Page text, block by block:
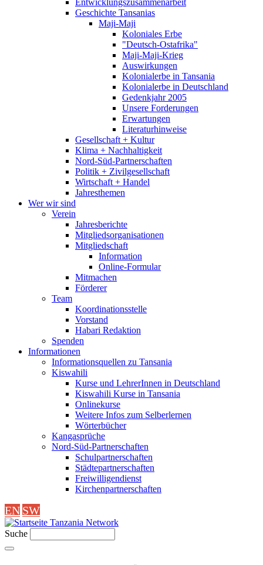
Entwicklungszusammenarbeit
Geschichte Tansanias
Maji-Maji
Koloniales Erbe
"Deutsch-Ostafrika"
Maji-Maji-Krieg
Auswirkungen
Kolonialerbe in Tansania
Kolonialerbe in Deutschland
Gedenkjahr 2005
Unsere Forderungen
Erwartungen
Literaturhinweise
Gesellschaft + Kultur
Klima + Nachhaltigkeit
Nord-Süd-Partnerschaften
Politik + Zivilgesellschaft
Wirtschaft + Handel
Jahresthemen
Wer wir sind
Verein
Jahresberichte
Mitgliedsorganisationen
Mitgliedschaft
Information
Online-Formular
Mitmachen
Förderer
Team
Koordinationsstelle
Vorstand
Habari Redaktion
Spenden
Informationen
Informationsquellen zu Tansania
Kiswahili
Kurse und LehrerInnen in Deutschland
Kiswahili Kurse in Tansania
Onlinekurse
Weitere Infos zum Selberlernen
Wörterbücher
Kangasprüche
Nord-Süd-Partnerschaften
Schulpartnerschaften
Städtepartnerschaften
Freiwilligendienst
Kirchenpartnerschaften
EN SW
Tanzania Network
Suche